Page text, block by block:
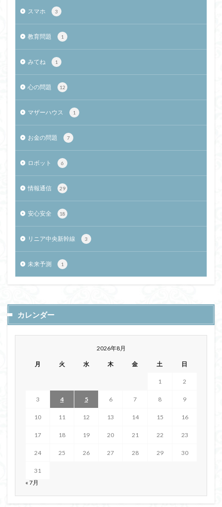
スマホ 3
教育問題 1
みてね 1
心の問題 12
マザーハウス 1
お金の問題 7
ロボット 6
情報通信 29
安心安全 18
リニア中央新幹線 3
未来予測 1
カレンダー
2026年8月
月 火 水 木 金 土 日
1 2
3 4 5 6 7 8 9
10 11 12 13 14 15 16
17 18 19 20 21 22 23
24 25 26 27 28 29 30
31
« 7月